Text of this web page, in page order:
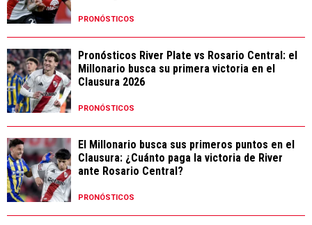
PRONÓSTICOS
Pronósticos River Plate vs Rosario Central: el
Millonario busca su primera victoria en el
Clausura 2026
PRONÓSTICOS
El Millonario busca sus primeros puntos en el
Clausura: ¿Cuánto paga la victoria de River
ante Rosario Central?
PRONÓSTICOS